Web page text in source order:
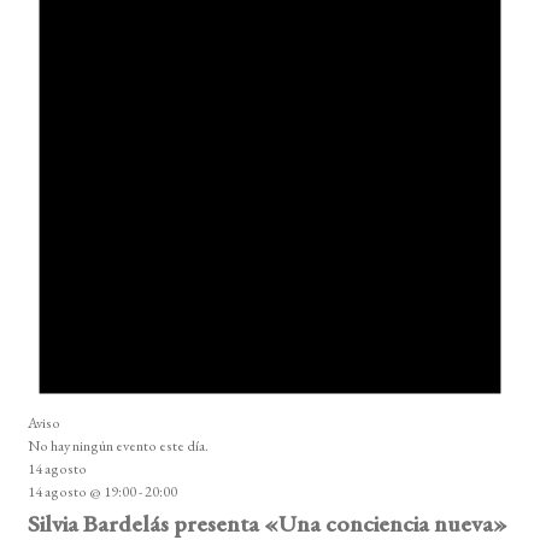
Aviso
No hay ningún evento este día.
14 agosto
14 agosto @ 19:00-20:00
Silvia Bardelás presenta «Una conciencia nueva»